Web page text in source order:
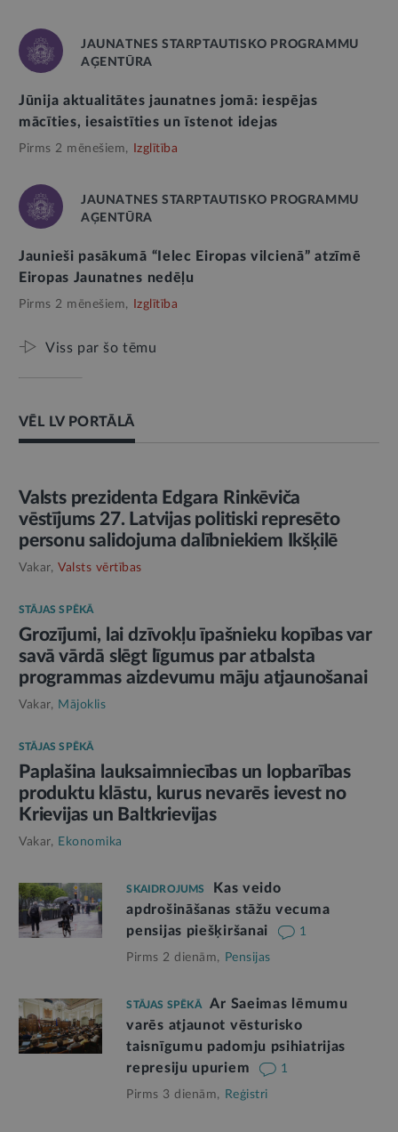
JAUNATNES STARPTAUTISKO PROGRAMMU
AĢENTŪRA
Jūnija aktualitātes jaunatnes jomā: iespējas
mācīties, iesaistīties un īstenot idejas
Pirms 2 mēnešiem, Izglītība
JAUNATNES STARPTAUTISKO PROGRAMMU
AĢENTŪRA
Jaunieši pasākumā “Ielec Eiropas vilcienā” atzīmē
Eiropas Jaunatnes nedēļu
Pirms 2 mēnešiem, Izglītība
Viss par šo tēmu
VĒL LV PORTĀLĀ
AMATPERSONAS RUNA
Valsts prezidenta Edgara Rinkēviča
vēstījums 27. Latvijas politiski represēto
personu salidojuma dalībniekiem Ikšķilē
Vakar, Valsts vērtības
STĀJAS SPĒKĀ
Grozījumi, lai dzīvokļu īpašnieku kopības var
savā vārdā slēgt līgumus par atbalsta
programmas aizdevumu māju atjaunošanai
Vakar, Mājoklis
STĀJAS SPĒKĀ
Paplašina lauksaimniecības un lopbarības
produktu klāstu, kurus nevarēs ievest no
Krievijas un Baltkrievijas
Vakar, Ekonomika
SKAIDROJUMS
Kas veido
apdrošināšanas stāžu vecuma
pensijas piešķiršanai
1
Pirms 2 dienām, Pensijas
STĀJAS SPĒKĀ
Ar Saeimas lēmumu
varēs atjaunot vēsturisko
taisnīgumu padomju psihiatrijas
represiju upuriem
1
Pirms 3 dienām, Reģistri